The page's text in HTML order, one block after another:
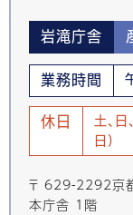
岩滝庁舎
業務時間
休日
土、
日)
〒 629-2292京
本庁舎 1階